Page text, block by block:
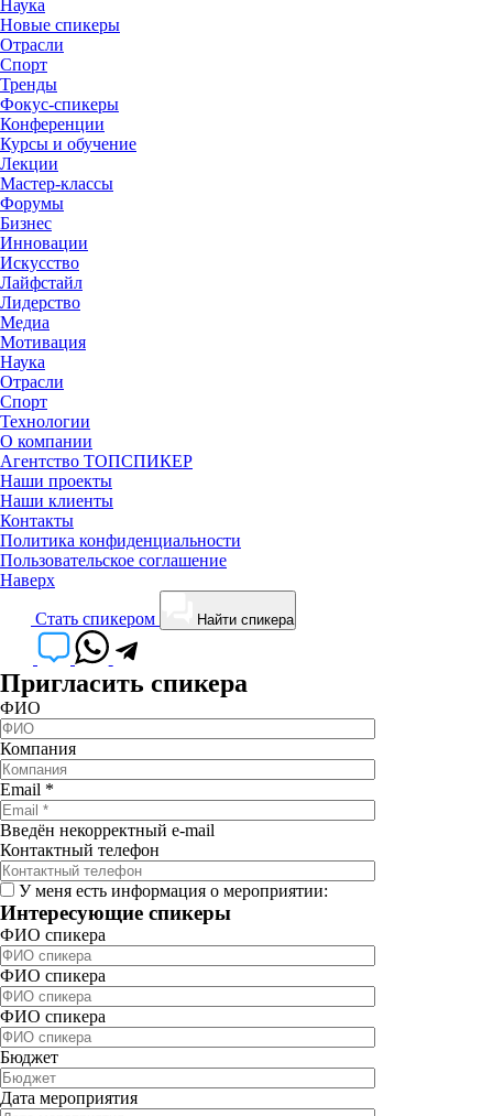
Наука
Новые спикеры
Отрасли
Спорт
Тренды
Фокус-спикеры
Конференции
Курсы и обучение
Лекции
Мастер-классы
Форумы
Бизнес
Инновации
Искусство
Лайфстайл
Лидерство
Медиа
Мотивация
Наука
Отрасли
Спорт
Технологии
О компании
Агентство ТОПСПИКЕР
Наши проекты
Наши клиенты
Контакты
Политика конфиденциальности
Пользовательское соглашение
Наверх
Cтать спикером Найти спикера
Пригласить спикера
ФИО
Компания
Email *
Введён некорректный e-mail
Контактный телефон
У меня есть информация о мероприятии:
Интересующие спикеры
ФИО спикера
ФИО спикера
ФИО спикера
Бюджет
Дата мероприятия